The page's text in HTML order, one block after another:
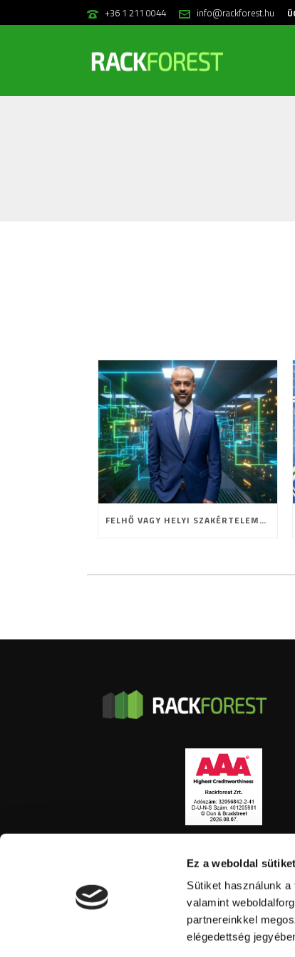
Ez a weboldal
Sütiket használunk
valamint
partnereinkkel
elégedettség
+36 1 211 0044 info@rackforest.hu
FELHŐ VAGY HELYI SZAKÉRTELEM? A HOSTING JELENE ÉS JÖVŐJE